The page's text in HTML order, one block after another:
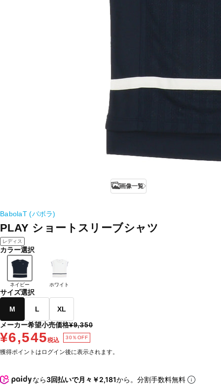
画像一覧
BabolaT (バボラ)
PLAY ショートスリーブシャツ
レディス
カラー選択
ネイビー ホワイト
サイズ選択
M L
XL
メーカー希望小売価格¥9,350
¥6,545税込 30％OFF
獲得ポイントはログイン後に表示されます。
なら3回払いで月々￥2,181から。分割手数料無料